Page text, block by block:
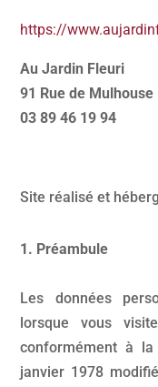
https://
Au Jardin Fleuri
91 Rue de
03 89 46 19 94
Site réalisé et
1. Préambule
Les données
lorsque vous
conformément à
janvier 1978